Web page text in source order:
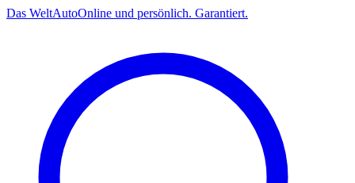
Das WeltAutoOnline und persönlich. Garantiert.